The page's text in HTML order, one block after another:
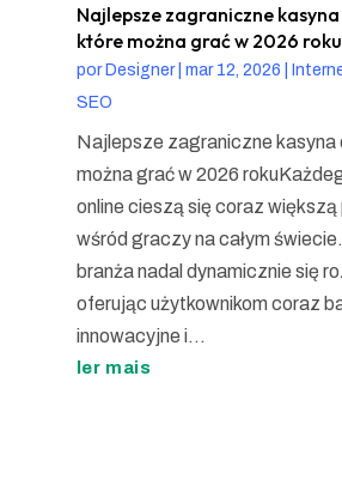
Najlepsze zagraniczne
które można grać w 2026 roku
por Designer| mar 12, 2026
SEO
Najlepsze zagraniczne kasyna
można grać w 2026
online cieszą się coraz większą
wśród graczy na całym
branża nadal dynamicznie się
oferując użytkownikom coraz
innowacyjne i...
ler mais